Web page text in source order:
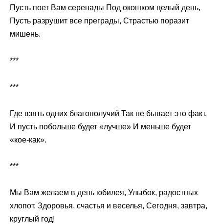
Пусть поет Вам серенады Под окошком целый день,
Пусть разрушит все преграды, Страстью поразит
мишень.
***
***
Где взять одних благополучий Так не бывает это факт.
И пусть побольше будет «лучше» И меньше будет
«кое-как».
***
Мы Вам желаем в день юбилея, Улыбок, радостных
хлопот. Здоровья, счастья и веселья, Сегодня, завтра,
круглый год!